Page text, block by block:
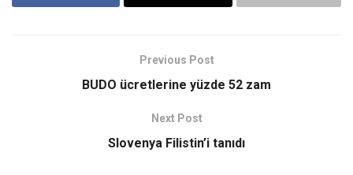
Previous Post
BUDO ücretlerine yüzde 52 zam
Next Post
Slovenya Filistin’i tanıdı